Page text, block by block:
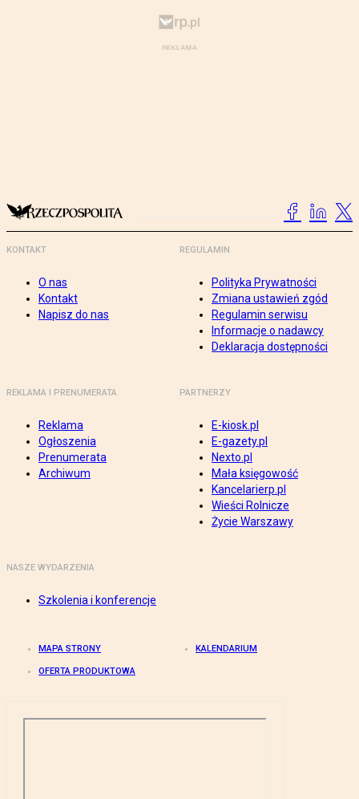
KONTAKT
O nas
Kontakt
Napisz do nas
REGULAMIN
Polityka Prywatności
Zmiana ustawień zgód
Regulamin serwisu
Informacje o nadawcy
Deklaracja dostępności
REKLAMA I PRENUMERATA
Reklama
Ogłoszenia
Prenumerata
Archiwum
PARTNERZY
E-kiosk.pl
E-gazety.pl
Nexto.pl
Mała księgowość
Kancelarierp.pl
Wieści Rolnicze
Życie Warszawy
NASZE WYDARZENIA
Szkolenia i konferencje
MAPA STRONY KALENDARIUM
OFERTA PRODUKTOWA